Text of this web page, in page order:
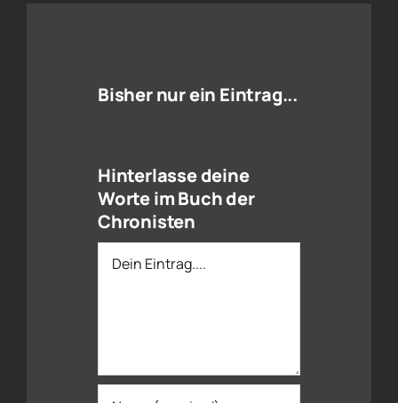
Bisher nur ein Eintrag...
Hinterlasse deine
Worte im Buch der
Chronisten
Dein